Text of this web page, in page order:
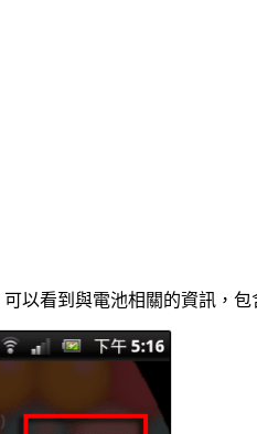
以看到與電池相關的資訊，